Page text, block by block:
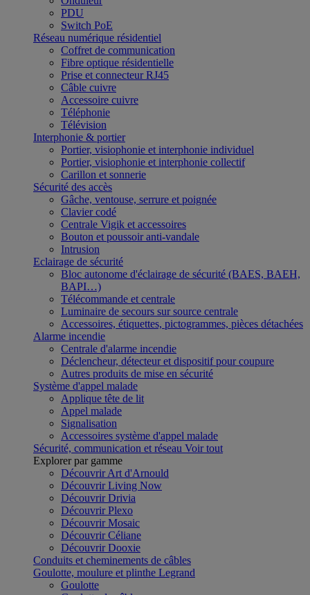
PDU
Switch PoE
Réseau numérique résidentiel
Coffret de communication
Fibre optique résidentielle
Prise et connecteur RJ45
Câble cuivre
Accessoire cuivre
Téléphonie
Télévision
Interphonie & portier
Portier, visiophonie et interphonie individuel
Portier, visiophonie et interphonie collectif
Carillon et sonnerie
Sécurité des accès
Gâche, ventouse, serrure et poignée
Clavier codé
Centrale Vigik et accessoires
Bouton et poussoir anti-vandale
Intrusion
Eclairage de sécurité
Bloc autonome d'éclairage de sécurité (BAES, BAEH,
BAPI…)
Télécommande et centrale
Luminaire de secours sur source centrale
Accessoires, étiquettes, pictogrammes, pièces détachées
Alarme incendie
Centrale d'alarme incendie
Déclencheur, détecteur et dispositif pour coupure
Autres produits de mise en sécurité
Système d'appel malade
Applique tête de lit
Appel malade
Signalisation
Accessoires système d'appel malade
Sécurité, communication et réseau Voir tout
Explorer par gamme
Découvrir Art d'Arnould
Découvrir Living Now
Découvrir Drivia
Découvrir Plexo
Découvrir Mosaic
Découvrir Céliane
Découvrir Dooxie
Conduits et cheminements de câbles
Goulotte, moulure et plinthe Legrand
Goulotte